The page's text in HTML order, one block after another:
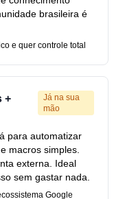
brasileira é
e quer controle total
+
Já na sua
mão
para automatizar
macros simples.
externa. Ideal
sem gastar nada.
Google